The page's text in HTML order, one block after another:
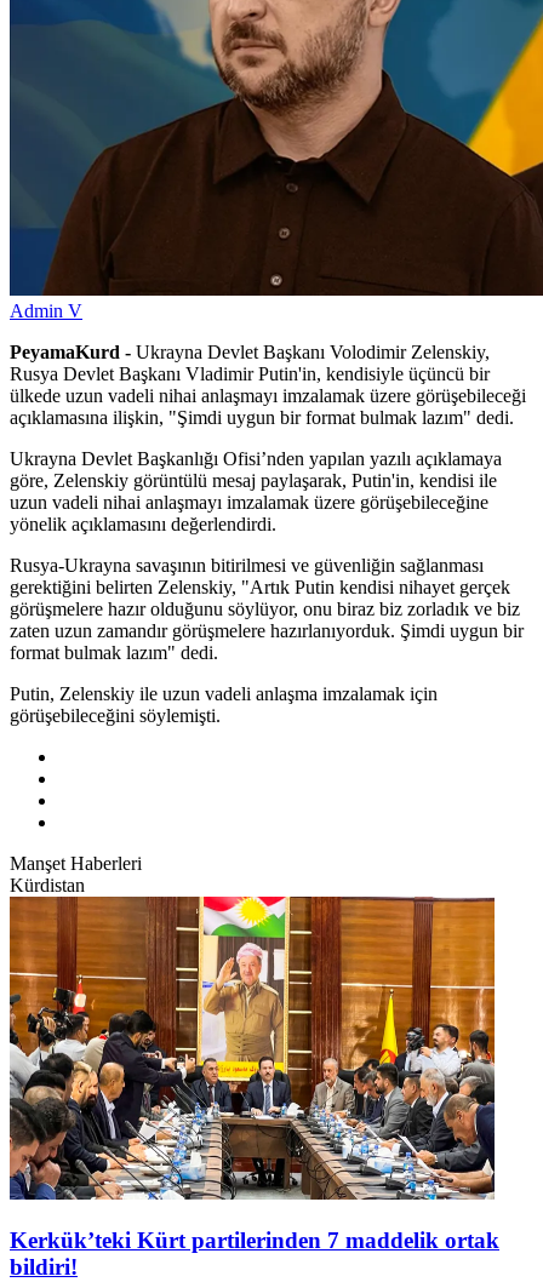
Admin V
PeyamaKurd - Ukrayna Devlet Başkanı Volodimir Zelenskiy,
Rusya Devlet Başkanı Vladimir Putin'in, kendisiyle üçüncü bir
ülkede uzun vadeli nihai anlaşmayı imzalamak üzere görüşebileceği
açıklamasına ilişkin, "Şimdi uygun bir format bulmak lazım" dedi.
Ukrayna Devlet Başkanlığı Ofisi’nden yapılan yazılı açıklamaya
göre, Zelenskiy görüntülü mesaj paylaşarak, Putin'in, kendisi ile
uzun vadeli nihai anlaşmayı imzalamak üzere görüşebileceğine
yönelik açıklamasını değerlendirdi.
Rusya-Ukrayna savaşının bitirilmesi ve güvenliğin sağlanması
gerektiğini belirten Zelenskiy, "Artık Putin kendisi nihayet gerçek
görüşmelere hazır olduğunu söylüyor, onu biraz biz zorladık ve biz
zaten uzun zamandır görüşmelere hazırlanıyorduk. Şimdi uygun bir
format bulmak lazım" dedi.
Putin, Zelenskiy ile uzun vadeli anlaşma imzalamak için
görüşebileceğini söylemişti.
Manşet Haberleri
Kürdistan
Kerkük’teki Kürt partilerinden 7 maddelik ortak
bildiri!